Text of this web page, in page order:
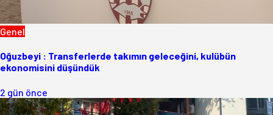
Genel
Oğuzbeyi : Transferlerde takımın geleceğini, kulübün
ekonomisini düşündük
2 gün önce